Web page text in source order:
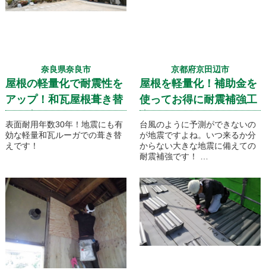
奈良県奈良市
屋根の軽量化で耐震性を
アップ！和瓦屋根葺き替
表面耐用年数30年！地震にも有
効な軽量和瓦ルーガでの葺き替
えです！
京都府京田辺市
屋根を軽量化！補助金を
使ってお得に耐震補強工
台風のように予測ができないの
が地震ですよね。いつ来るか分
からない大きな地震に備えての
耐震補強です！